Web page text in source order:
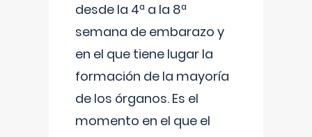
desde la 4ª a la 8ª
semana de embarazo y
en el que tiene lugar la
formación de la mayoría
de los órganos. Es el
momento en el que el